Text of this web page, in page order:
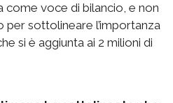
come voce di bilancio, e non
sottolineare l’importanza
si è aggiunta ai 2 milioni di